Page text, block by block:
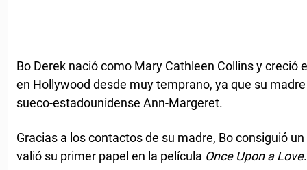
Bo Derek nació como Mary Cathleen Collins y creció
en Hollywood desde muy temprano, ya que su
sueco-estadounidense Ann-Margeret.
Gracias a los contactos de su madre, Bo consiguió
valió su primer papel en la película Once Upon a Love.